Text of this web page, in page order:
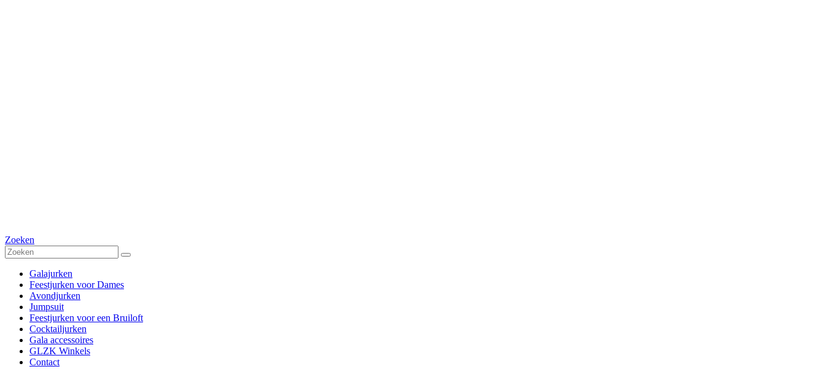
Zoeken
Galajurken
Feestjurken voor Dames
Avondjurken
Jumpsuit
Feestjurken voor een Bruiloft
Cocktailjurken
Gala accessoires
GLZK Winkels
Contact